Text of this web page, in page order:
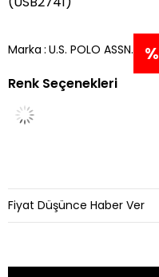
Marka : U.S. POLO ASSN. %
Renk Seçenekleri
Fiyat Düşünce Haber Ver